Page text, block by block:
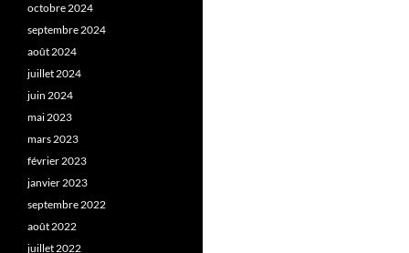
octobre 2024
septembre 2024
août 2024
juillet 2024
juin 2024
mai 2023
mars 2023
février 2023
janvier 2023
septembre 2022
août 2022
juillet 2022